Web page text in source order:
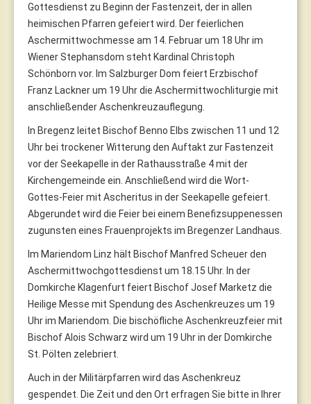
Gottesdienst zu Beginn der Fastenzeit, der in allen
heimischen Pfarren gefeiert wird. Der feierlichen
Aschermittwochmesse am 14. Februar um 18 Uhr im
Wiener Stephansdom steht Kardinal Christoph
Schönborn vor. Im Salzburger Dom feiert Erzbischof
Franz Lackner um 19 Uhr die Aschermittwochliturgie mit
anschließender Aschenkreuzauflegung.
In Bregenz leitet Bischof Benno Elbs zwischen 11 und 12
Uhr bei trockener Witterung den Auftakt zur Fastenzeit
vor der Seekapelle in der Rathausstraße 4 mit der
Kirchengemeinde ein. Anschließend wird die Wort-
Gottes-Feier mit Ascheritus in der Seekapelle gefeiert.
Abgerundet wird die Feier bei einem Benefizsuppenessen
zugunsten eines Frauenprojekts im Bregenzer Landhaus.
Im Mariendom Linz hält Bischof Manfred Scheuer den
Aschermittwochgottesdienst um 18.15 Uhr. In der
Domkirche Klagenfurt feiert Bischof Josef Marketz die
Heilige Messe mit Spendung des Aschenkreuzes um 19
Uhr im Mariendom. Die bischöfliche Aschenkreuzfeier mit
Bischof Alois Schwarz wird um 19 Uhr in der Domkirche
St. Pölten zelebriert.
Auch in der Militärpfarren wird das Aschenkreuz
gespendet. Die Zeit und den Ort erfragen Sie bitte in Ihrer